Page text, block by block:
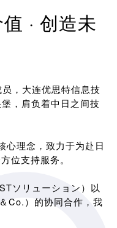
· 创造未
，大连优思特信息技
，肩负着中日之间技
心理念，致力于为赴日
位支持服务。
ソリューション）以
Co.）的协同合作，我